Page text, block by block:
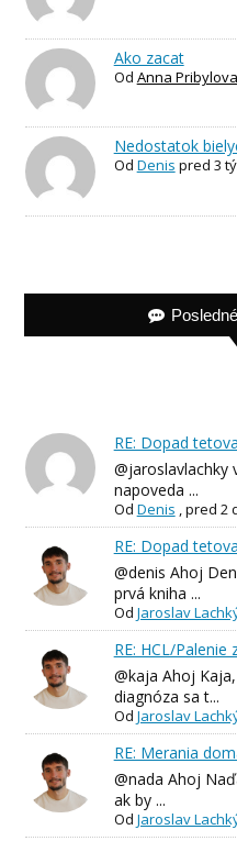
Ako zacat
Od Anna Pribylova
Nedostatok
Od Denis pred 3
RE: Dopad
napoveda ...
Od Denis ,pred 2
RE: Dopad
@denis Ahoj
prvá kniha ...
Od Jaroslav
RE: HCL/Palenie
@kaja Ahoj
diagnóza sa t...
Od Jaroslav
RE: Merania
@nada Ahoj
ak by ...
Od Jaroslav